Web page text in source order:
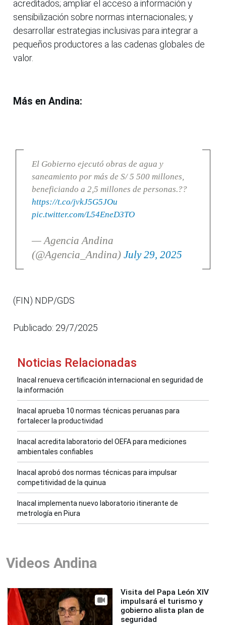
acreditados; ampliar el acceso a información y
sensibilización sobre normas internacionales; y
desarrollar estrategias inclusivas para integrar a
pequeños productores a las cadenas globales de
valor.
Más en Andina:
El Gobierno ejecutó obras de agua y
saneamiento por más de S/ 5 500 millones,
beneficiando a 2,5 millones de personas.??
https://t.co/jvkJ5G5JOu
pic.twitter.com/L54EneD3TO
— Agencia Andina
(@Agencia_Andina) July 29, 2025
(FIN) NDP/GDS
Publicado: 29/7/2025
Noticias Relacionadas
Inacal renueva certificación internacional en seguridad de
la información
Inacal aprueba 10 normas técnicas peruanas para
fortalecer la productividad
Inacal acredita laboratorio del OEFA para mediciones
ambientales confiables
Inacal aprobó dos normas técnicas para impulsar
competitividad de la quinua
Inacal implementa nuevo laboratorio itinerante de
metrología en Piura
Videos Andina
Visita del Papa León XIV
impulsará el turismo y
gobierno alista plan de
seguridad